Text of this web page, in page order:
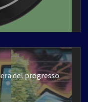
del progresso